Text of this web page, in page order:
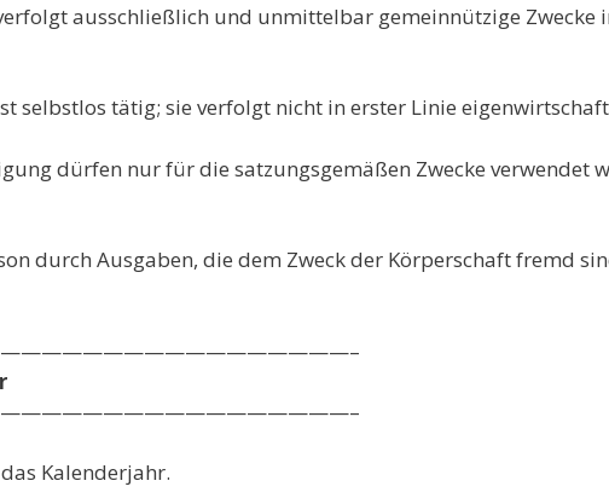
ausschließlich und unmittelbar gemeinnützige Zwecke
selbstlos tätig; sie verfolgt nicht in erster Linie
dürfen nur für die satzungsgemäßen Zwecke
durch Ausgaben, die dem Zweck der Körperschaft fremd
Kalenderjahr.